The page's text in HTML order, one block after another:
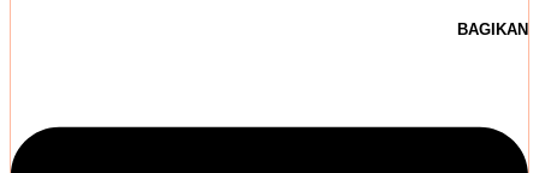
BAGIKAN